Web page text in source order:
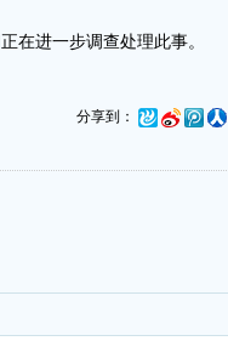
进一步调查处理此事。
分享到：